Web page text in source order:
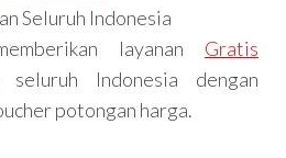
Seluruh Indonesia
layanan Gratis
Indonesia dengan
potongan harga.